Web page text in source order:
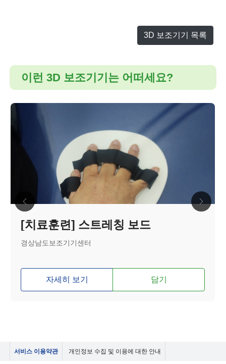
3D 보조기기 목록
이런 3D 보조기기는 어떠세요?
[치료훈련] 스트레칭 보드
경상남도보조기기센터
자세히 보기 담기
서비스 이용약관 개인정보 수집 및 이용에 대한 안내